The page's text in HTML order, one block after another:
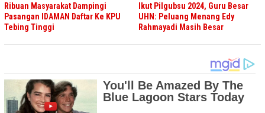
Ribuan Masyarakat Dampingi
Pasangan IDAMAN Daftar Ke KPU
Tebing Tinggi
Ikut Pilgubsu 2024, Guru Besar
UHN: Peluang Menang Edy
Rahmayadi Masih Besar